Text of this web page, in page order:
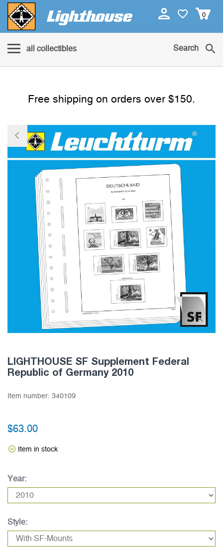
0
all collectibles Search
Free shipping on orders over $150.
LIGHTHOUSE SF Supplement Federal
Republic of Germany 2010
Item number: 340109
$63.00
Item in stock
Year:
Style: